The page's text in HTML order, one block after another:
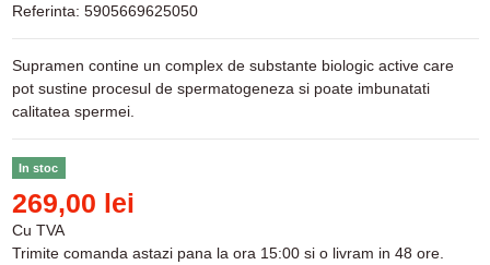
Referinta: 5905669625050
Supramen contine un complex de substante biologic active care
pot sustine procesul de spermatogeneza si poate imbunatati
calitatea spermei.
In stoc
269,00 lei
Cu TVA
Trimite comanda astazi pana la ora 15:00 si o livram in 48 ore.